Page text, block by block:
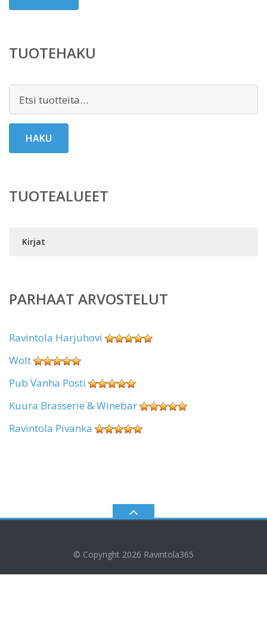
TUOTEHAKU
HAKU
TUOTEALUEET
Kirjat
PARHAAT ARVOSTELUT
Ravintola Harjuhovi
Wolt
Pub Vanha Posti
Kuura Brasserie & Winebar
Ravintola Pivanka
© Copyright 2026 Ravintola365